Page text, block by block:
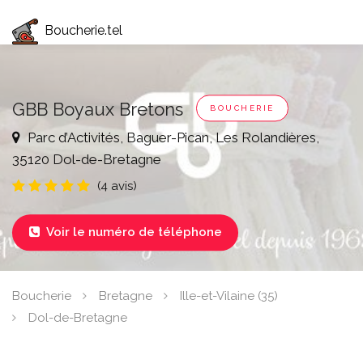
Boucherie.tel
GBB Boyaux Bretons BOUCHERIE
Parc d’Activités, Baguer-Pican, Les Rolandières,
35120 Dol-de-Bretagne
(4 avis)
 Voir le numéro de téléphone
Boucherie Bretagne
Ille-et-Vilaine (35)
Dol-de-Bretagne